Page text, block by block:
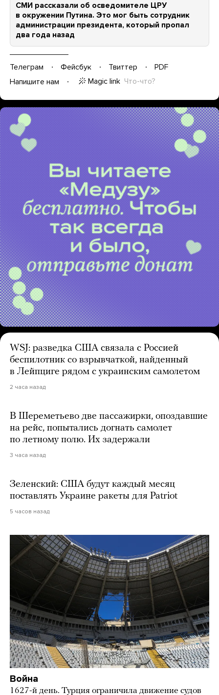
СМИ рассказали об осведомителе ЦРУ
в окружении Путина. Это мог быть сотрудник
администрации президента, который пропал
два года назад
Телеграм Фейсбук Твиттер
PDF
Напишите нам
Magic link Что-что?
WSJ: разведка США связала с Россией
беспилотник со взрывчаткой, найденный
в Лейпциге рядом с украинским самолетом
2 часа назад
В Шереметьево две пассажирки, опоздавшие
на рейс, попытались догнать самолет
по летному полю. Их задержали
3 часа назад
Зеленский: США будут каждый месяц
поставлять Украине ракеты для Patriot
5 часов назад
Война
1627-й день. Турция ограничила движение судов